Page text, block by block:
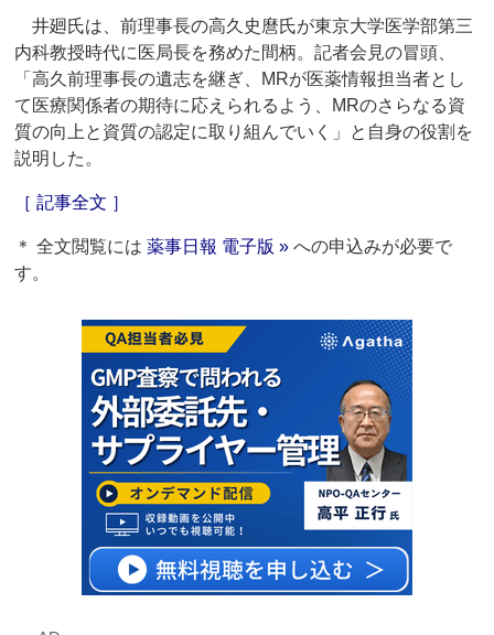
井廻氏は、前理事長の高久史麿氏が東京大学医学部第三
内科教授時代に医局長を務めた間柄。記者会見の冒頭、
「高久前理事長の遺志を継ぎ、MRが医薬情報担当者とし
て医療関係者の期待に応えられるよう、MRのさらなる資
質の向上と資質の認定に取り組んでいく」と自身の役割を
説明した。
［ 記事全文 ］
＊ 全文閲覧には薬事日報 電子版 » への申込みが必要で
す。